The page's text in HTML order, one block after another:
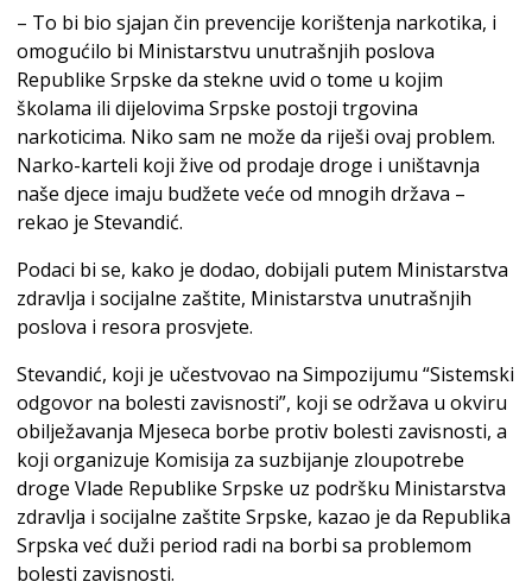
– To bi bio sjajan čin prevencije korištenja narkotika, i
omogućilo bi Ministarstvu unutrašnjih poslova
Republike Srpske da stekne uvid o tome u kojim
školama ili dijelovima Srpske postoji trgovina
narkoticima. Niko sam ne može da riješi ovaj problem.
Narko-karteli koji žive od prodaje droge i uništavnja
naše djece imaju budžete veće od mnogih država –
rekao je Stevandić.
Podaci bi se, kako je dodao, dobijali putem Ministarstva
zdravlja i socijalne zaštite, Ministarstva unutrašnjih
poslova i resora prosvjete.
Stevandić, koji je učestvovao na Simpozijumu “Sistemski
odgovor na bolesti zavisnosti”, koji se održava u okviru
obilježavanja Mjeseca borbe protiv bolesti zavisnosti, a
koji organizuje Komisija za suzbijanje zloupotrebe
droge Vlade Republike Srpske uz podršku Ministarstva
zdravlja i socijalne zaštite Srpske, kazao je da Republika
Srpska već duži period radi na borbi sa problemom
bolesti zavisnosti.